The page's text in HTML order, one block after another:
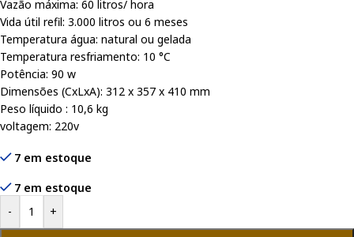
Vazão máxima: 60 litros/ hora
Vida útil refil: 3.000 litros ou 6 meses
Temperatura água: natural ou gelada
Temperatura resfriamento: 10 °C
Potência: 90 w
Dimensões (CxLxA): 312 x 357 x 410 mm
Peso líquido : 10,6 kg
voltagem: 220v
7 em estoque
7 em estoque
-
+